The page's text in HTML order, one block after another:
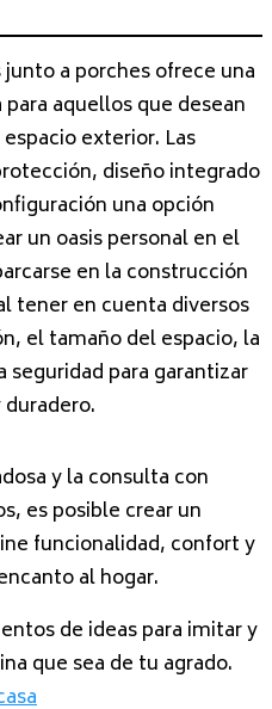
a porches ofrece una
aquellos que desean
exterior. Las
diseño integrado
una opción
un oasis personal en el
en la construcción
tener en cuenta diversos
el tamaño del espacio, la
para garantizar
y la consulta con
es posible crear un
funcionalidad, confort y
al hogar.
de ideas para imitar y
que sea de tu agrado.